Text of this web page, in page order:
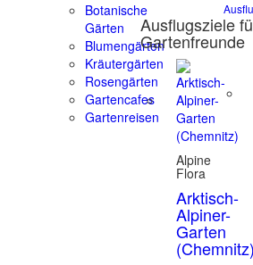
Botanische
Gärten
Blumengärten
Kräutergärten
Rosengärten
Gartencafes
Gartenreisen
Ausflugsziele
Gartenfreunde
Alpine
Flora
Arktisch-
Alpiner-
Garten
(Chemnitz)